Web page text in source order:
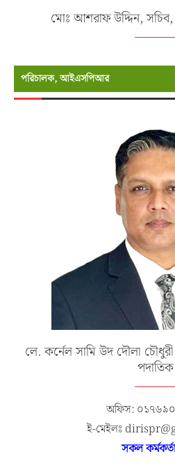
মোঃ আশরাফ উদ্দিন, সচিব,
পরিচালক, আইএসপিআর
লে. কর্নেল সামি উদ দৌলা
পদাতিক
অফিস:
ই-মেইলঃ
সকল